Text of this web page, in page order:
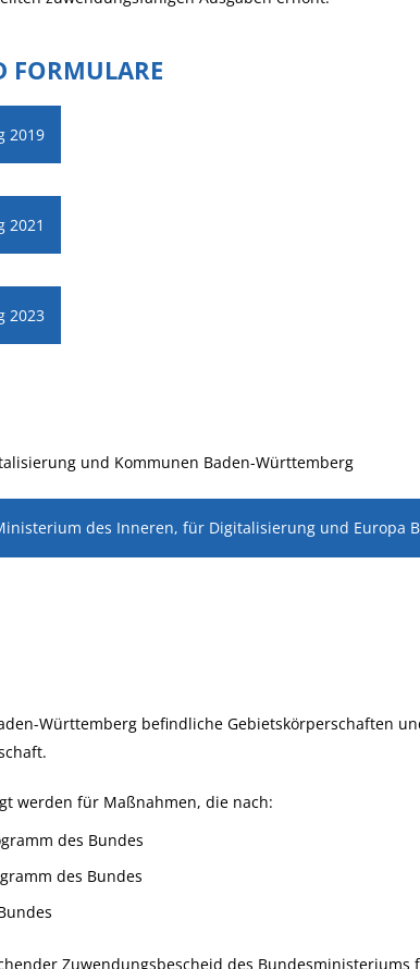
FORMULARE
2019
2021
2023
und Kommunen Baden-Württemberg
des Inneren, für Digitalisierung und Europa
Württemberg befindliche Gebietskörperschaften
werden für Maßnahmen, die nach:
des Bundes
des Bundes
Zuwendungsbescheid des Bundesministeriums